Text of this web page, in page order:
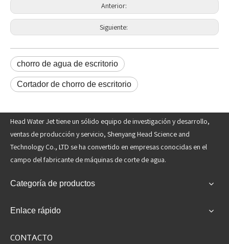
Anterior:
Siguiente:
chorro de agua de escritorio
Cortador de chorro de escritorio
Head Water Jet tiene un sólido equipo de investigación y desarrollo,
ventas de producción y servicio, Shenyang Head Science and
Technology Co., LTD se ha convertido en empresas conocidas en el
campo del fabricante de máquinas de corte de agua.
Categoría de productos
Enlace rápido
CONTACTO